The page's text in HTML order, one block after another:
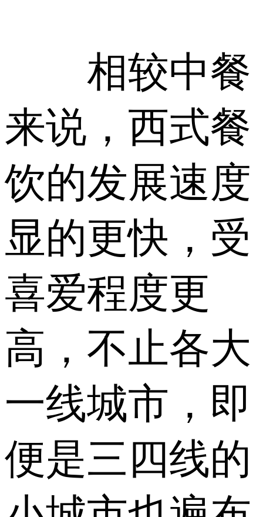
相较中餐
来说，西式餐
饮的发展速度
显的更快，受
喜爱程度更
高，不止各大
一线城市，即
便是三四线的